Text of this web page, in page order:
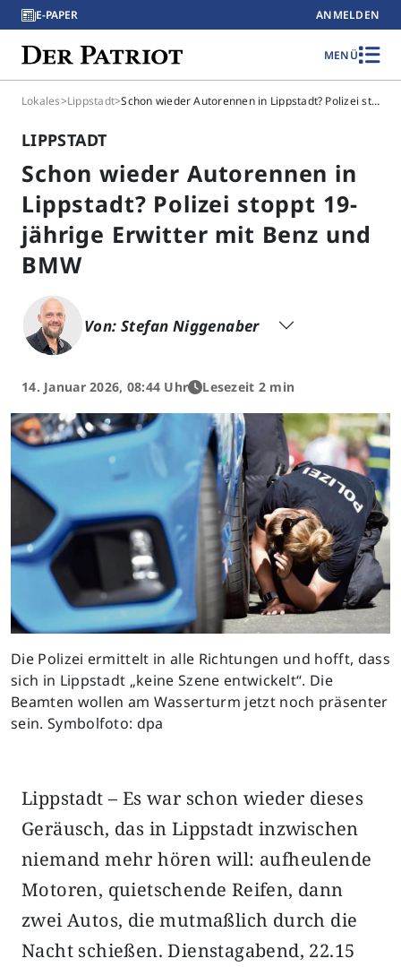
E-PAPER ANMELDEN
MENÜ
Lokales>Lippstadt> Schon wieder Autorennen in Lippstadt? Polizei stoppt 19-jährige Erwitter mit Benz und BMW
LIPPSTADT
Schon wieder Autorennen in
Lippstadt? Polizei stoppt 19-
jährige Erwitter mit Benz und
BMW
Von: Stefan Niggenaber
14. Januar 2026, 08:44 Uhr Lesezeit 2 min
Die Polizei ermittelt in alle Richtungen und hofft, dass
sich in Lippstadt „keine Szene entwickelt“. Die
Beamten wollen am Wasserturm jetzt noch präsenter
sein. Symbolfoto: dpa
Lippstadt – Es war schon wieder dieses
Geräusch, das in Lippstadt inzwischen
niemand mehr hören will: aufheulende
Motoren, quietschende Reifen, dann
zwei Autos, die mutmaßlich durch die
Nacht schießen. Dienstagabend, 22.15